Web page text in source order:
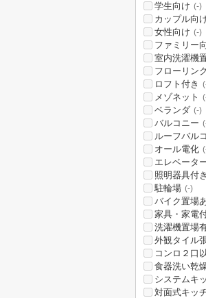
学生向け (-)
カップル向
女性向け (-)
ファミリー
室内洗濯機
フローリン
ロフト付き
メゾネット
ベランダ (-)
バルコニー
ルーフバル
オール電化
エレベータ
照明器具付き
駐輪場 (-)
バイク置場
家具・家電
洗濯機置場
外観タイル
コンロ２口
食器洗い乾
システムキ
対面式キッ